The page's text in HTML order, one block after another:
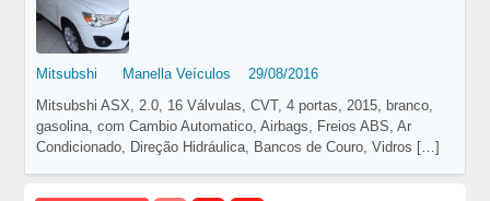
Mitsubshi Manella Veículos
29/08/2016
Mitsubshi ASX, 2.0, 16 Válvulas, CVT, 4 portas, 2015, branco,
gasolina, com Cambio Automatico, Airbags, Freios ABS, Ar
Condicionado, Direção Hidráulica, Bancos de Couro, Vidros […]